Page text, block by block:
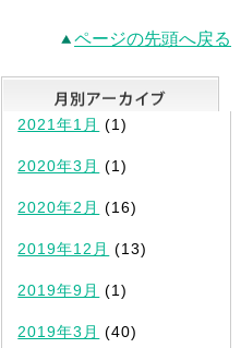
ページの先頭へ戻る
新着写真
2021年1月 (1)
2020年3月 (1)
2020年2月 (16)
2019年12月 (13)
2019年9月 (1)
2019年3月 (40)